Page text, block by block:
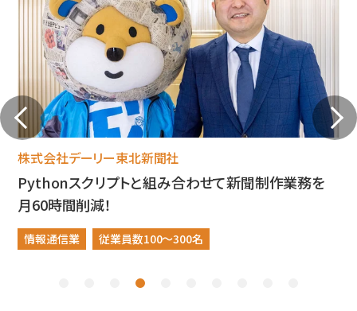
株式会社デーリー東北新聞社
Pythonスクリプトと組み合わせて新聞制作業務を
月60時間削減！
情報通信業 従業員数100～300名